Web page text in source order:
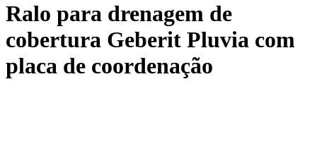
Ralo para drenagem de
cobertura Geberit Pluvia com
placa de coordenação